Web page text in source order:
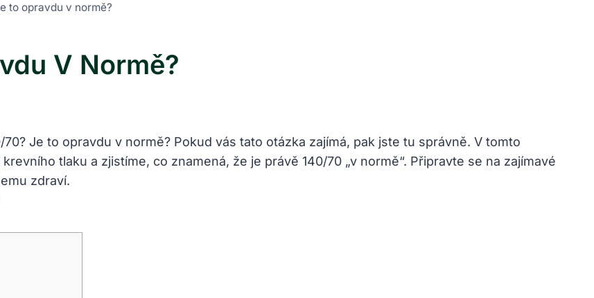
to opravdu v normě?
V Normě?
Je to opravdu v normě? Pokud vás tato otázka zajímá, pak jste tu správně. V tomto
tlaku a zjistíme, co znamená, že je právě 140/70 „v normě“. Připravte se na zajímavé
zdraví.